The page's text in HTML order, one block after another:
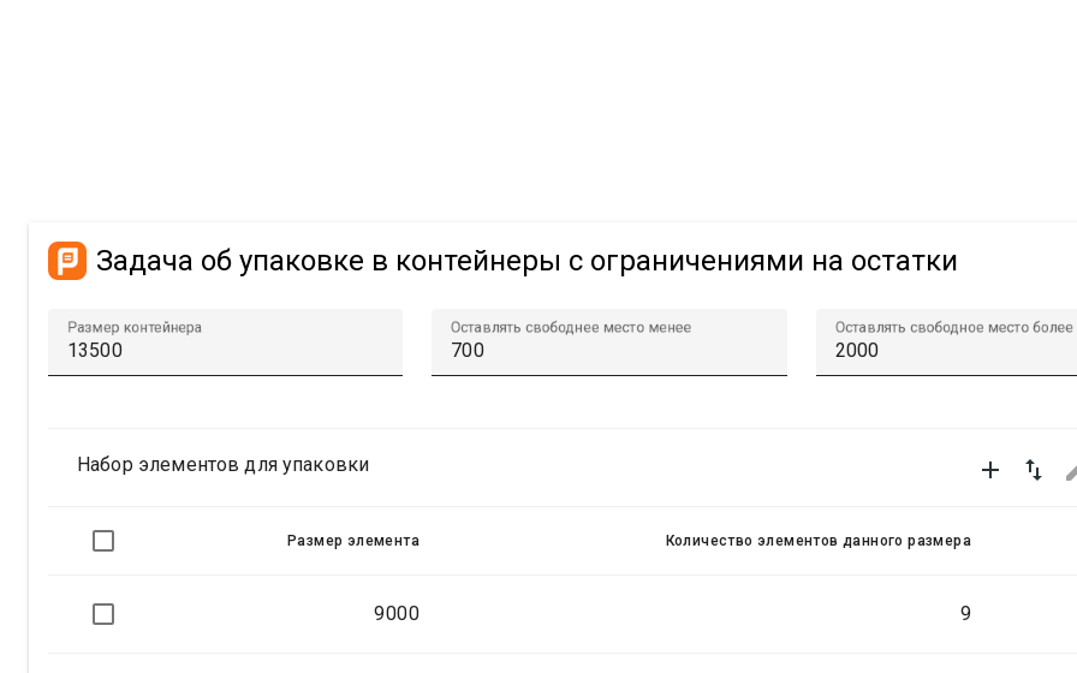
Задача об упаковке в контейнеры с ограничениями на остатки
Размер контейнера Оставлять свободнее место менее Оставлять свободное место более
 
Набор элементов для упаковки
Размер элемента Количество элементов данного размера
9000 9